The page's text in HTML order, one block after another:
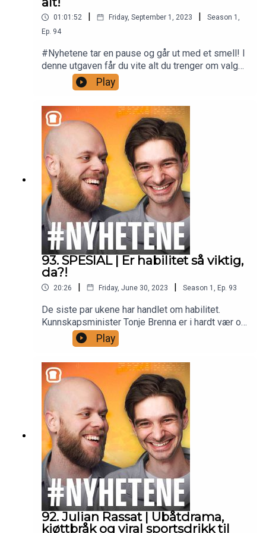
01:01:52 Friday, September 1, 2023 Season 1 ,
Ep. 94
#Nyhetene tar en pause og går ut med et smell! I
denne utgaven får du vite alt du trenger om valget
den 11.september når Christoffer vurderer om
han skal finne seg et parti å stemme på eller om
han skal stemme blankt. Vi snakker også om den
siste saken i rekken av kaos rundt regjeringen,
nemlig aksjekjøpene til Utenriksminister Anniken
Huitfeldts mann. I tillegg får du høre om tidenes
drap i Russland, den tafsete spanske
fotballpresidenten og hans sultestreikende mor,
ny koronavirus-variant, enorme premiepenger til
den norske gromgutten i golfens verden og
dramaet rundt Amanda-prisen.
Play
93. SPESIAL | Er habilitet så viktig,
da?!
20:26 | Friday, June 30, 2023 | Season 1 Ep. 93
De siste par ukene har handlet om habilitet.
Kunnskapsminister Tonje Brenna er i hardt vær og
Kultur- og likestillingsminister Anette
Trettebergstuen måtte gå av. Men hva er egentlig
er nøye med dette? I denne ukas #Nyhetene gir
Øyvind deg en kort innføring i habilitet og
diskuterer de to sakene som har preget norsk
politikk de siste ukene.
Play
92. Julian Rassat | Ubåtdrama,
kjøttbråk og viral sportsdrikk til